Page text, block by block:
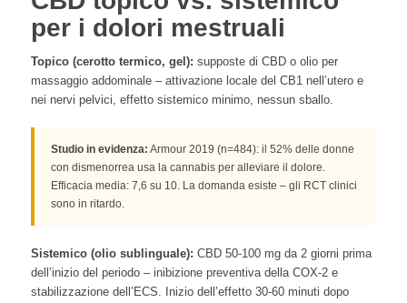
per i dolori mestruali
Topico (cerotto termico, gel): supposte di CBD o olio per
massaggio addominale – attivazione locale del CB1 nell’utero e
nei nervi pelvici, effetto sistemico minimo, nessun sballo.
Studio in evidenza: Armour 2019 (n=484): il 52% delle donne
con dismenorrea usa la cannabis per alleviare il dolore.
Efficacia media: 7,6 su 10. La domanda esiste – gli RCT clinici
sono in ritardo.
Sistemico (olio sublinguale): CBD 50-100 mg da 2 giorni prima
dell’inizio del periodo – inibizione preventiva della COX-2 e
stabilizzazione dell’ECS. Inizio dell’effetto 30-60 minuti dopo